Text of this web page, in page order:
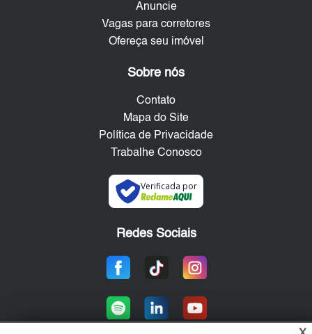
Anuncie
Vagas para corretores
Ofereça seu imóvel
Sobre nós
Contato
Mapa do Site
Política de Privacidade
Trabalhe Conosco
Verificada por
Redes Sociais